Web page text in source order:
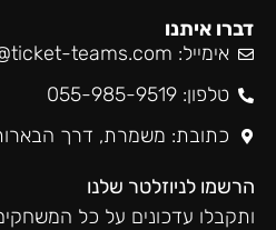
דברו איתנו
אימייל: teams.com
טלפון: 055-985-9519
כתובת: משמרת, דרך
הרשמו לניוזלטר שלנו
ותקבלו עדכונים על כל